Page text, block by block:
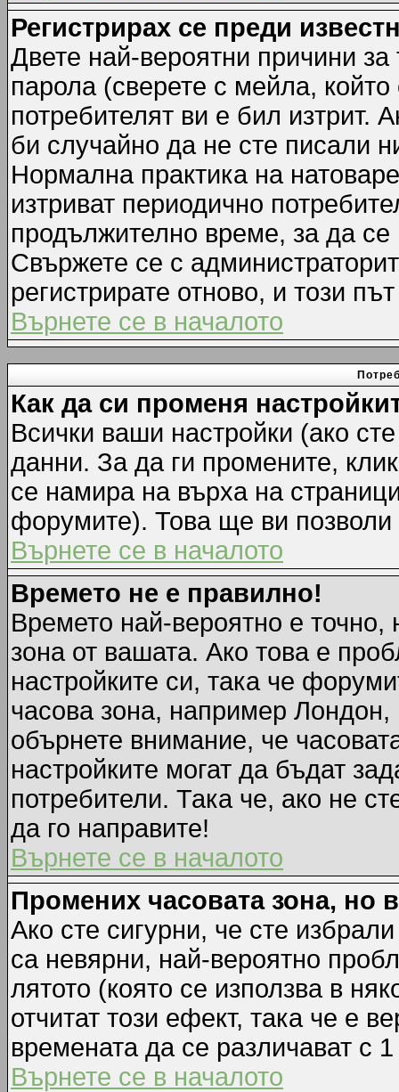
Регистрирах се преди
Двете най-вероятни причини
парола (сверете с мейла,
потребителят ви е бил изтрит.
би случайно да не сте писали
Нормална практика на
изтриват периодично
продължително време, за да
Свържете се с
регистрирате отново, и този
Върнете се в началото
Как да си променя
Всички ваши настройки (ако
данни. За да ги промените,
се намира на върха на
форумите). Това ще ви позволи
Върнете се в началото
Времето не е правилно!
Времето най-вероятно е точно,
зона от вашата. Ако това е
настройките си, така че
часова зона, например
обърнете внимание, че
настройките могат да бъдат
потребители. Така че, ако не
да го направите!
Върнете се в началото
Промених часовата зона, но
Ако сте сигурни, че сте
са невярни, най-вероятно
лятото (която се използва в
отчитат този ефект, така че е
времената да се различават с
Върнете се в началото